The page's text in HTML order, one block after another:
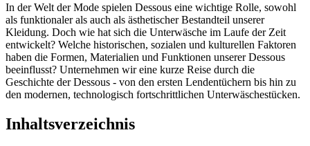
In der Welt der Mode spielen Dessous eine wichtige Rolle, sowohl
als funktionaler als auch als ästhetischer Bestandteil unserer
Kleidung. Doch wie hat sich die Unterwäsche im Laufe der Zeit
entwickelt? Welche historischen, sozialen und kulturellen Faktoren
haben die Formen, Materialien und Funktionen unserer Dessous
beeinflusst? Unternehmen wir eine kurze Reise durch die
Geschichte der Dessous - von den ersten Lendentüchern bis hin zu
den modernen, technologisch fortschrittlichen Unterwäschestücken.
Inhaltsverzeichnis